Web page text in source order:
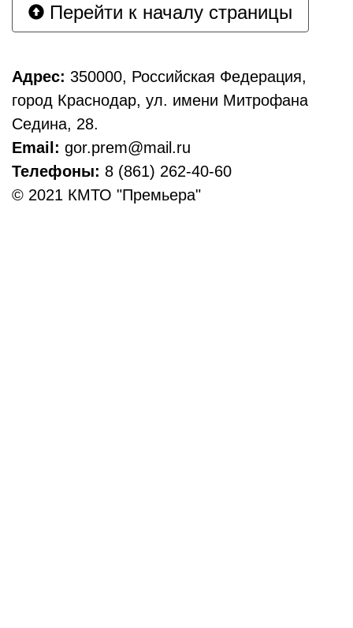
Перейти к началу страницы
Адрес: 350000, Российская Федерация,
город Краснодар, ул. имени Митрофана
Седина, 28.
Email: gor.prem@mail.ru
Телефоны: 8 (861) 262-40-60
© 2021 КМТО "Премьера"